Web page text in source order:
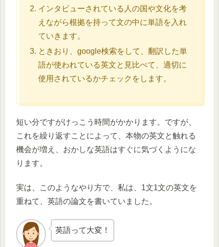
インタビューされている人の国や文化を考
えながら根拠を持って文の中に単語を入れ
ていきます。
ときおり、google検索をして、翻訳した単
語が使われている英文と見比べて、適切に
使用されているかチェックをします。
短い分ですがけっこう時間がかかります。ですが、
これを繰り返すことによって、本物の英文と触れる
機会が増え、おかしな英語はすぐに気づくようにな
ります。
実は、このようなやり方で、私は、1文1文の英文を
重ねて、英語の論文を書いていました。
英語って大変！